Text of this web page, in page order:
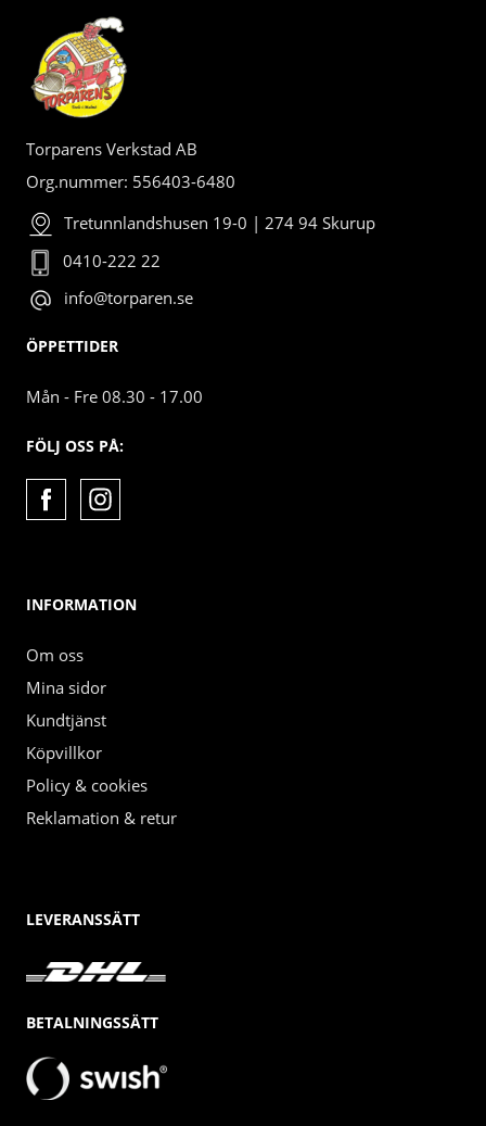
Torparens Verkstad AB
Org.nummer: 556403-6480
Tretunnlandshusen 19-0 | 274 94 Skurup
0410-222 22
info@torparen.se
ÖPPETTIDER
Mån - Fre 08.30 - 17.00
FÖLJ OSS PÅ:
INFORMATION
Om oss
Mina sidor
Kundtjänst
Köpvillkor
Policy & cookies
Reklamation & retur
LEVERANSSÄTT
BETALNINGSSÄTT